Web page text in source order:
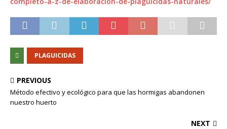
PLAGUICIDAS
PREVIOUS
Método efectivo y ecológico para que las hormigas abandonen
nuestro huerto
NEXT